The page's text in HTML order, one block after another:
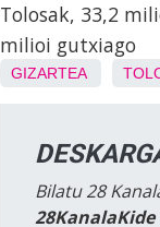
Tolosak, 33,2
milioi gutxiago
GIZARTEA
Bilatu 28
28KanalaKide